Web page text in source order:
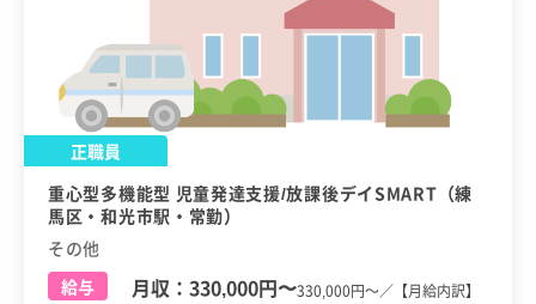
正職員
重心型多機能型 児童発達支援/放課後デイSMART（練
馬区・和光市駅・常勤）
その他
給与
月収： 330,000円〜330,000円～／【月給内訳】